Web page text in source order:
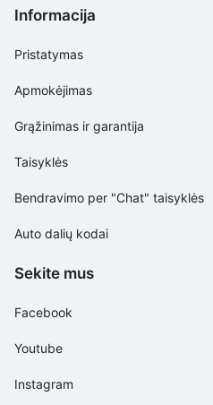
Informacija
Pristatymas
Apmokėjimas
Grąžinimas ir garantija
Taisyklės
Bendravimo per "Chat" taisyklės
Auto dalių kodai
Sekite mus
Facebook
Youtube
Instagram